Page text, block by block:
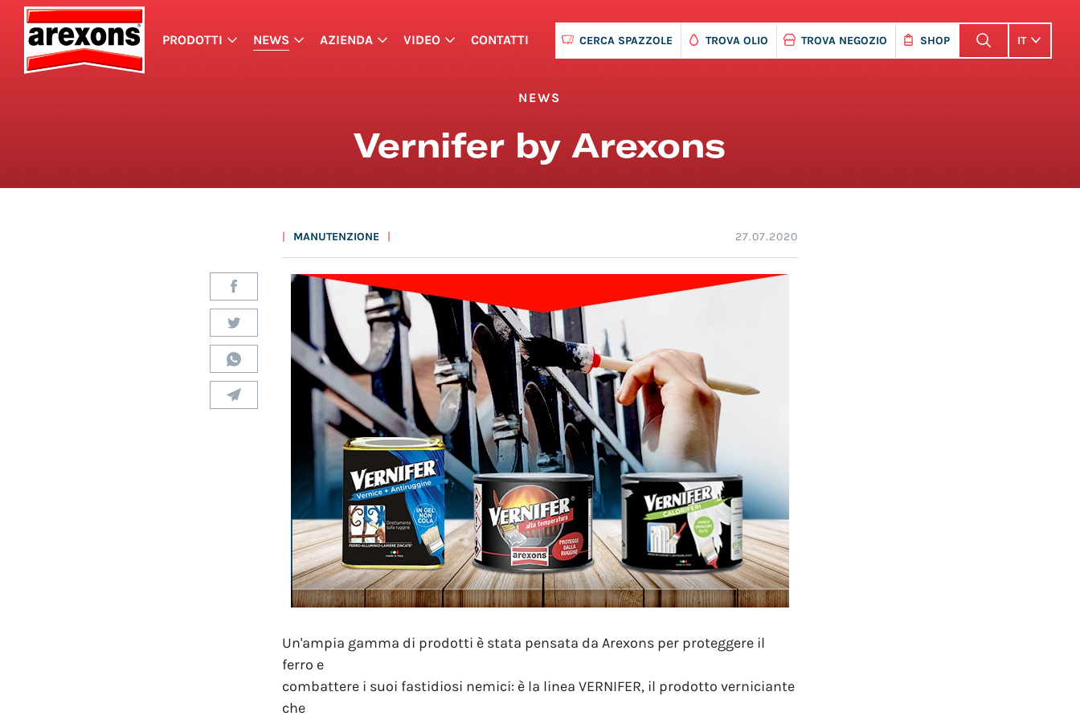
PRODOTTI NEWS AZIENDA VIDEO CONTATTI CERCA SPAZZOLE TROVA OLIO TROVA NEGOZIO SHOP IT
NEWS
Vernifer by Arexons
MANUTENZIONE 27.07.2020
Un'ampia gamma di prodotti è stata pensata da Arexons per proteggere il
ferro e
combattere i suoi fastidiosi nemici: è la linea VERNIFER, il prodotto verniciante
che